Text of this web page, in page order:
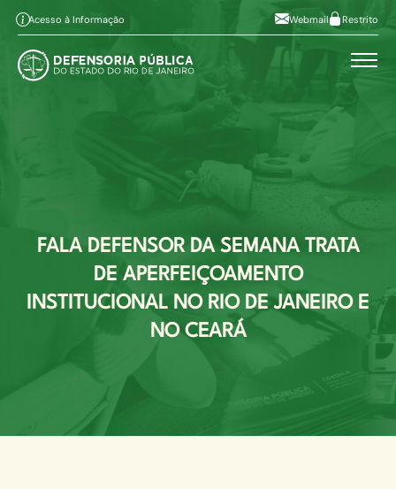
Pular para o conteúdo principal
Ir ao conteúdo Alt+2
Alto contraste
A Aumentar fonte Alt+6
Acesso à Informação Webmail Restrito
FALA DEFENSOR DA SEMANA TRATA
DE APERFEIÇOAMENTO
INSTITUCIONAL NO RIO DE JANEIRO E
NO CEARÁ